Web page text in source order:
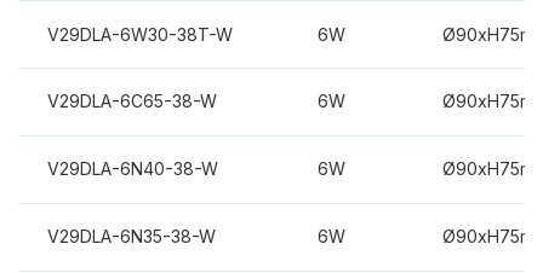
V29DLA-6W30-38T-W 6W
V29DLA-6C65-38-W 6W
V29DLA-6N40-38-W 6W
V29DLA-6N35-38-W 6W